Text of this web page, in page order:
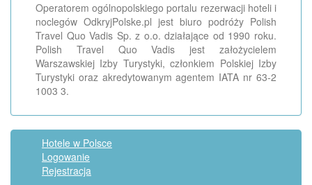
Operatorem ogólnopolskiego portalu rezerwacji hoteli i
noclegów OdkryjPolske.pl jest biuro podróży Polish
Travel Quo Vadis Sp. z o.o. działające od 1990 roku.
Polish Travel Quo Vadis jest założycielem
Warszawskiej Izby Turystyki, członkiem Polskiej Izby
Turystyki oraz akredytowanym agentem IATA nr 63-2
1003 3.
Hotele w Polsce
Logowanie
Rejestracja